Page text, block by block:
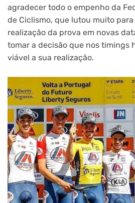
agradecer todo o empenho da
de Ciclismo, que lutou muito
realização da prova em novas
tomar a decisão que nos timings
viável a sua realização.